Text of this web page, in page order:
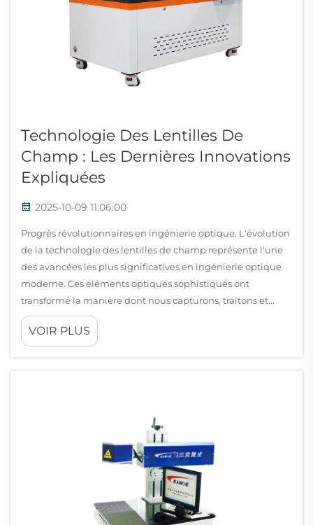
Technologie Des Lentilles De
Champ : Les Dernières Innovations
Expliquées
2025-10-09 11:06:00
Progrès révolutionnaires en ingénierie optique. L'évolution
de la technologie des lentilles de champ représente l'une
des avancées les plus significatives en ingénierie optique
moderne. Ces éléments optiques sophistiqués ont
transformé la manière dont nous capturons, traitons et...
VOIR PLUS